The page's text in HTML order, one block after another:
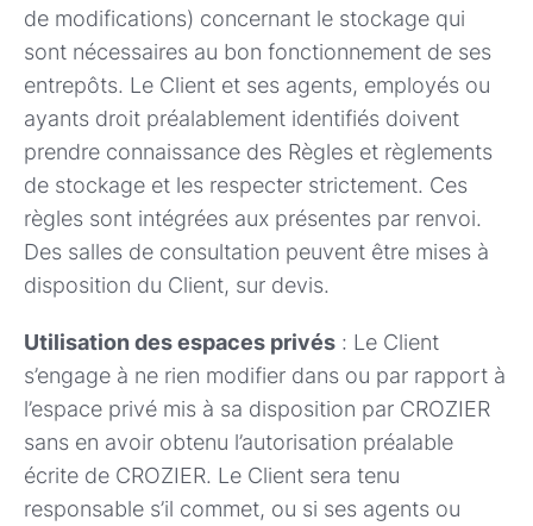
de modifications) concernant le stockage qui
sont nécessaires au bon fonctionnement de ses
entrepôts. Le Client et ses agents, employés ou
ayants droit préalablement identifiés doivent
prendre connaissance des Règles et règlements
de stockage et les respecter strictement. Ces
règles sont intégrées aux présentes par renvoi.
Des salles de consultation peuvent être mises à
disposition du Client, sur devis.
Utilisation des espaces privés : Le Client
s’engage à ne rien modifier dans ou par rapport à
l’espace privé mis à sa disposition par CROZIER
sans en avoir obtenu l’autorisation préalable
écrite de CROZIER. Le Client sera tenu
responsable s’il commet, ou si ses agents ou